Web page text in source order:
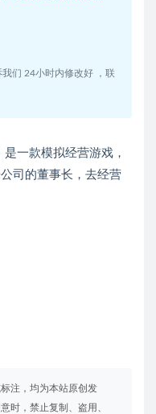
我们 24小时内修改好 ，联
一款模拟经营游戏，
司的董事长，去经营
注，均为本站原创发
时，禁止复制、盗用、